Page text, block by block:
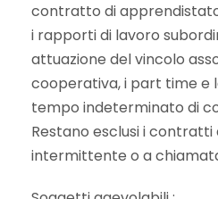
contratto di
i rapporti di lavoro
attuazione del vincolo
cooperativa, i part time e
tempo indeterminato di
Restano esclusi i contratti
intermittente o a